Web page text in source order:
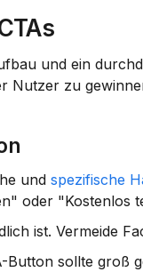
und ein
Nutzer zu
und spezifische
oder "Kostenlos
ist. Vermeide
Button sollte groß